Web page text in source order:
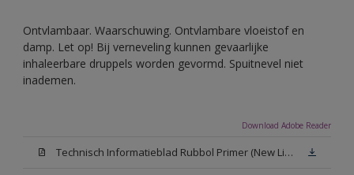
Ontvlambaar. Waarschuwing. Ontvlambare vloeistof en
damp. Let op! Bij verneveling kunnen gevaarlijke
inhaleerbare druppels worden gevormd. Spuitnevel niet
inademen.
Download Adobe Reader
Technisch Informatieblad Rubbol Primer (New Livery) (PDF)